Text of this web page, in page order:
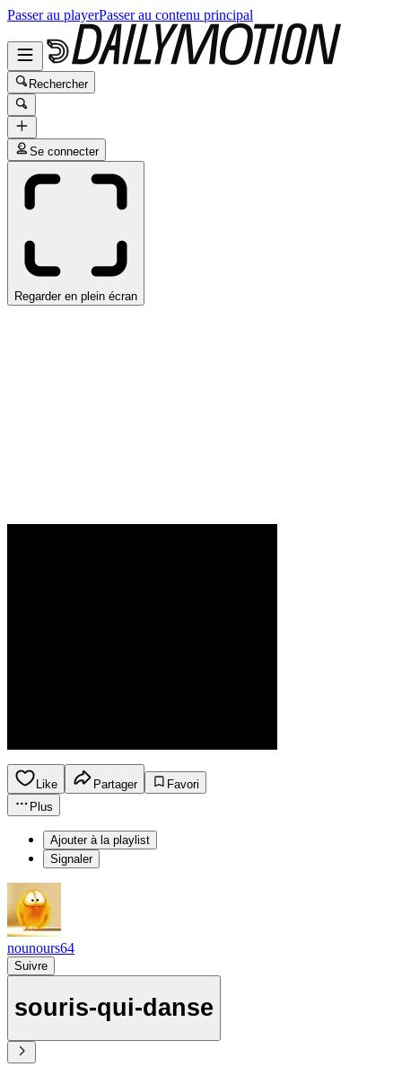
Passer au playerPasser au contenu principal
Rechercher
Se connecter
Regarder en plein écran
Like Partager
Favori
Plus
Ajouter à la playlist
Signaler
nounours64
Suivre
souris-qui-danse